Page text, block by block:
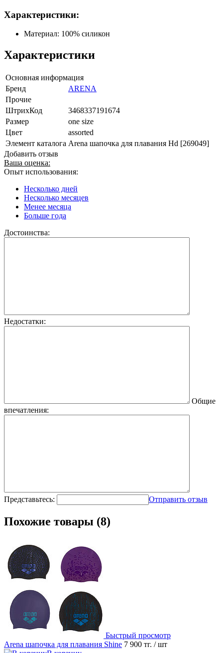
Характеристики:
Материал: 100% силикон
Характеристики
Основная информация
Бренд
ARENA
Прочие
ШтрихКод
3468337191674
Размер
one size
Цвет
assorted
Элемент каталога Arena шапочка для плавания Hd [269049]
Добавить отзыв
Ваша оценка:
Опыт использования:
Несколько дней
Несколько месяцев
Менее месяца
Больше года
Достоинства:
Недостатки:
Общие
впечатления:
Представьтесь: Отправить отзыв
Похожие товары (8)
Быстрый просмотр
Arena шапочка для плавания Shine 7 900 тг. / шт